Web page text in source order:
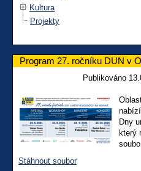
Kultura
Projekty
Program 27. ročníku DUN v
Publikováno
Dny
který
Stáhnout soubor